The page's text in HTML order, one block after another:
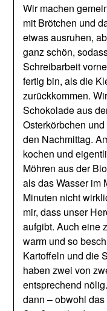
Wir machen
mit Brötchen und
etwas ausruhen,
ganz schön,
Schreibarbeit
fertig bin, als die
zurückkommen.
Schokolade aus
Osterkörbchen
den Nachmittag.
kochen und
Möhren aus der
als das Wasser im
Minuten nicht
mir, dass unser
aufgibt. Auch eine
warm und so
Kartoffeln und die
haben zwei von
entsprechend
dann – obwohl